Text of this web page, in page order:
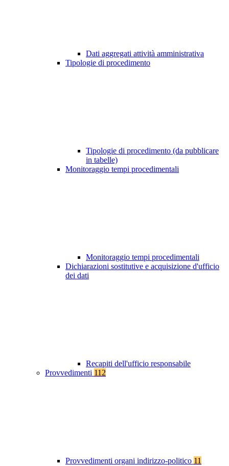
Dati aggregati attività amministrativa
Tipologie di procedimento
Tipologie di procedimento (da pubblicare
in tabelle)
Monitoraggio tempi procedimentali
Monitoraggio tempi procedimentali
Dichiarazioni sostitutive e acquisizione d'ufficio
dei dati
Recapiti dell'ufficio responsabile
Provvedimenti 112
Provvedimenti organi indirizzo-politico 11